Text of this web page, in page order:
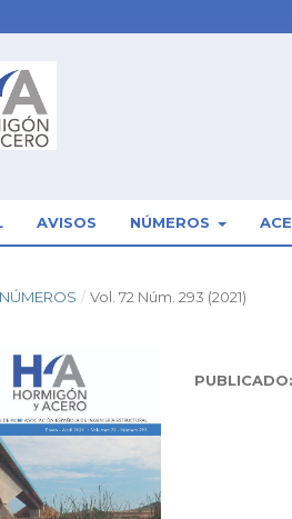
AVISOS NÚMEROS
NÚMEROS / Vol. 72 Núm. 293 (2021)
PUBLICADO: